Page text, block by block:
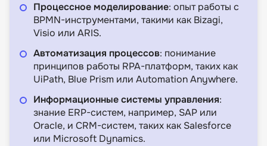
Процессное моделирование: опыт работы с
BPMN-инструментами, такими как Bizagi,
Visio или ARIS.
Автоматизация процессов: понимание
принципов работы RPA-платформ, таких как
UiPath, Blue Prism или Automation Anywhere.
Информационные системы управления:
знание ERP-систем, например, SAP или
Oracle, и CRM-систем, таких как Salesforce
или Microsoft Dynamics.